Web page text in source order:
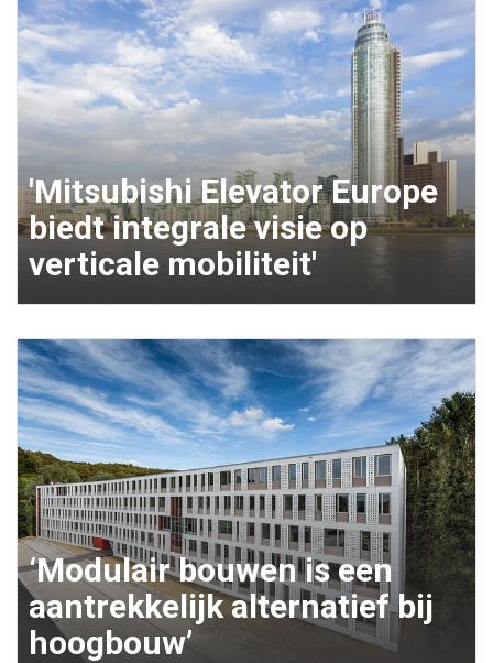
'Mitsubishi Elevator Europe
biedt integrale visie op
verticale mobiliteit'
‘Modulair bouwen is een
aantrekkelijk alternatief bij
hoogbouw’